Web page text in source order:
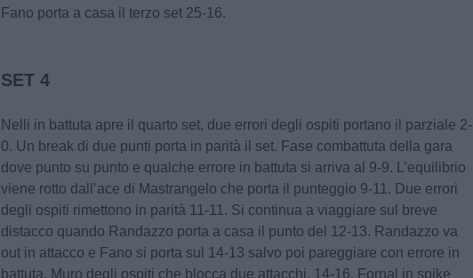
Fano porta a casa il terzo set 25-16.
SET 4
Nelli in battuta apre il quarto set, due errori degli ospiti portano il parziale 2-
0. Un break di due punti porta in parità il set. Fase combattuta della gara
dove punto su punto e qualche errore in battuta si arriva al 9-9. L’equilibrio
viene rotto dall’ace di Mastrangelo che porta il punteggio 9-11. Due errori
degli ospiti rimettono in parità 11-11. Si continua a viaggiare sul breve
distacco quando Randazzo porta a casa il punto del 12-13. Randazzo va
out in attacco e Fano si porta sul 14-13 salvo poi pareggiare con errore in
battuta. Muro degli ospiti che blocca due attacchi, 14-16. Fornal in spike